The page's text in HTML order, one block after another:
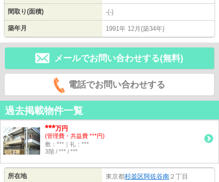
間取り(面積) -(-)
築年月 1991年 12月(築34年)
メールでお問い合わせする(無料)
電話でお問い合わせする
過去掲載物件一覧
***万円
(管理費・共益費 ***円)
敷：***｜礼：***
3階 / *** / ***
所在地 東京都杉並区阿佐谷南 ２丁目